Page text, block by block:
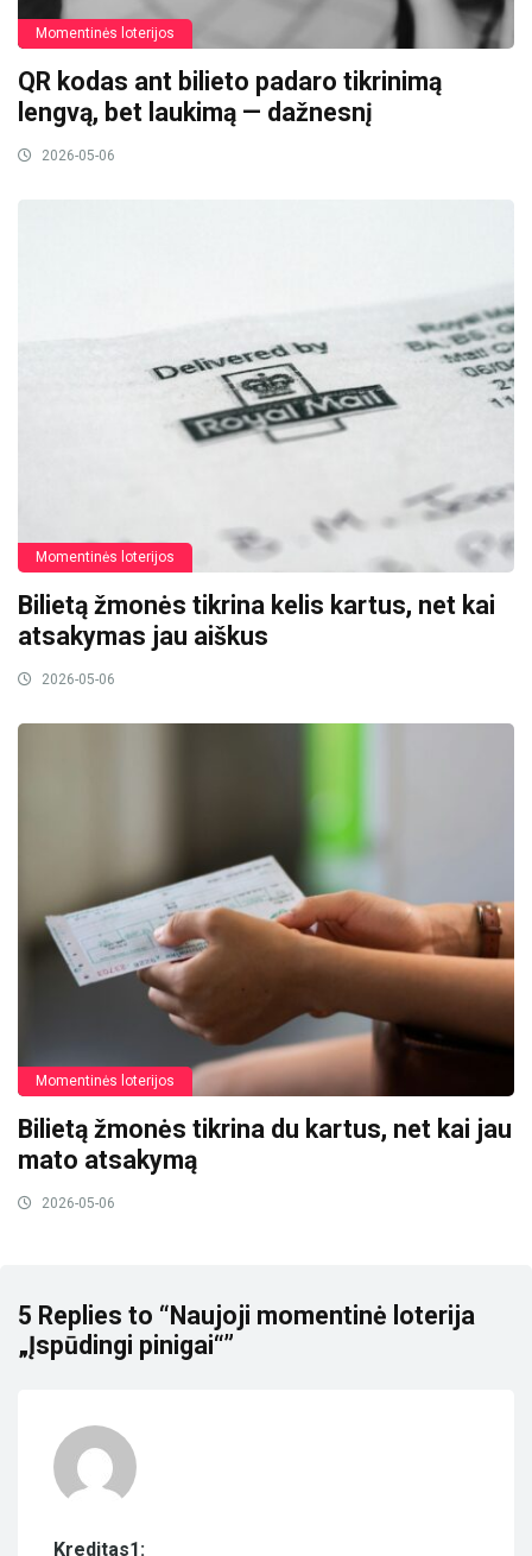
Momentinės loterijos
QR kodas ant bilieto padaro tikrinimą
lengvą, bet laukimą — dažnesnį
2026-05-06
Momentinės loterijos
Bilietą žmonės tikrina kelis kartus, net kai
atsakymas jau aiškus
2026-05-06
Momentinės loterijos
Bilietą žmonės tikrina du kartus, net kai jau
mato atsakymą
2026-05-06
5 Replies to “Naujoji momentinė loterija
„Įspūdingi pinigai“”
Kreditas1: